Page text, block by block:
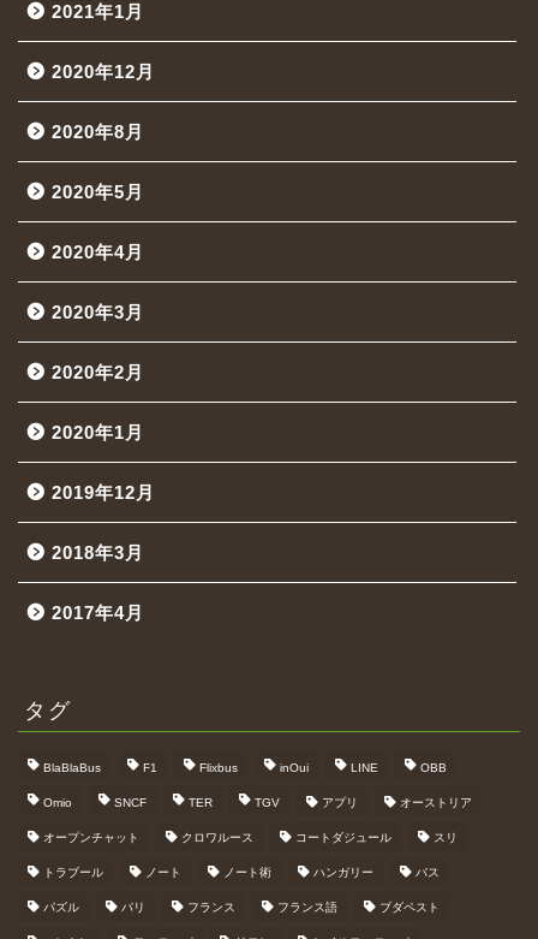
2021年1月
2020年12月
2020年8月
2020年5月
2020年4月
2020年3月
2020年2月
2020年1月
2019年12月
2018年3月
2017年4月
タグ
BlaBlaBus F1 Flixbus inOui LINE OBB
Omio SNCF TER TGV アプリ オーストリア
オープンチャット クロワルース コートダジュール スリ
トラブール ノート ノート術 ハンガリー バス
パズル パリ フランス フランス語 ブダペスト